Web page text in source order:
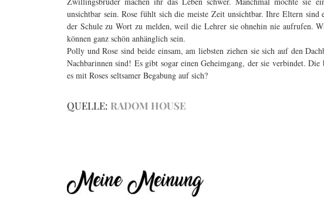
unsichtbar sein. Rose fühlt sich die meiste Zeit unsichtbar. Ihre Eltern
der Schule zu Wort zu melden, weil die Lehrer sie ohnehin nie aufrufen.
können ganz schön anhänglich sein.
Polly und Rose sind beide einsam, am liebsten ziehen sie sich auf den
Nachbarinnen sind! Es gibt sogar einen Geheimgang, der sie verbindet.
es mit Roses seltsamer Begabung auf sich?
QUELLE: RADOM HOUSE